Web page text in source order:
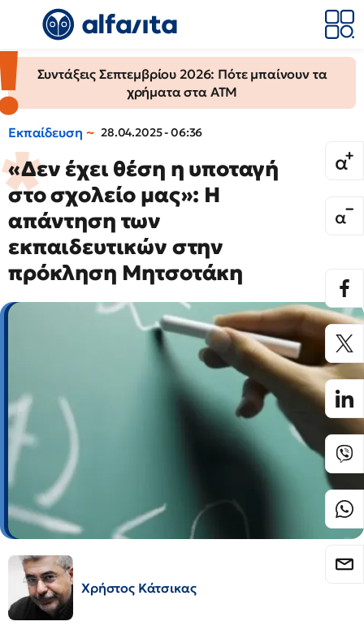
Συντάξεις Σεπτεμβρίου 2026: Πότε μπαίνουν τα
χρήματα στα ΑΤΜ
Εκπαίδευση 28.04.2025 - 06:36
«Δεν έχει θέση η υποταγή
στο σχολείο μας»: Η
απάντηση των
εκπαιδευτικών στην
πρόκληση Μητσοτάκη
Χρήστος Κάτσικας